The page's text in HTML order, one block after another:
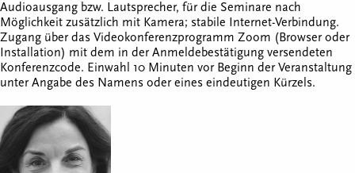
Audioausgang bzw. Lautsprecher, für die Seminare nach
Möglichkeit zusätzlich mit Kamera; stabile Internet-Verbindung.
Zugang über das Videokonferenzprogramm Zoom (Browser oder
Installation) mit dem in der Anmeldebestätigung versendeten
Konferenzcode. Einwahl 10 Minuten vor Beginn der Veranstaltung
unter Angabe des Namens oder eines eindeutigen Kürzels.